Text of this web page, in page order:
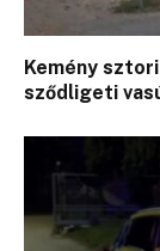
Kemény
sződligeti